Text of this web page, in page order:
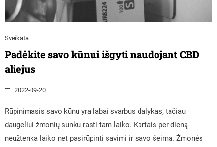
Sveikata
Padėkite savo kūnui išgyti naudojant CBD
aliejus
2022-09-20
Rūpinimasis savo kūnu yra labai svarbus dalykas, tačiau
daugeliui žmonių sunku rasti tam laiko. Kartais per dieną
neužtenka laiko net pasirūpinti savimi ir savo šeima. Žmonės